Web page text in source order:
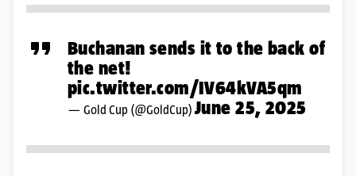
Buchanan sends it to the back of
the net!
pic.twitter.com/IV64kVA5qm
— Gold Cup (@GoldCup) June 25, 2025